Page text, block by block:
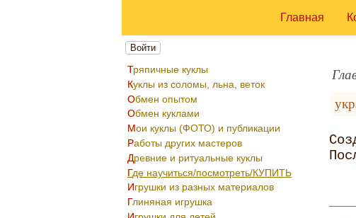
Главная
Войти
Тряпичные куклы
Куклы из соломы, льна, веток
Обмен опытом
Обмен куклами
Мои куклы (ФОТО) и публикации
Работы других мастеров
Древние и ритуальные куклы
Где научиться/посмотреть/КУПИТЬ
Игрушки из разных материалов
Глиняная игрушка